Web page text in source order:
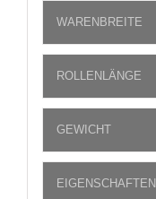
WARENBREITE
ROLLENLÄNGE
GEWICHT
EIGENSCHAFTEN